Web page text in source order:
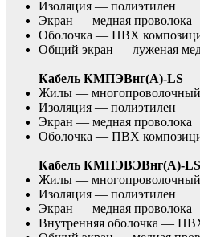
Изоляция — полиэтилен
Экран — медная проволока
Оболочка — ПВХ
Общий экран — луженая
Кабель КМПЭВнг(А)-LS
Жилы —
Изоляция — полиэтилен
Экран — медная проволока
Оболочка — ПВХ
Кабель КМПЭВЭВнг(А)-LS
Жилы —
Изоляция — полиэтилен
Экран — медная проволока
Внутренняя оболочка —